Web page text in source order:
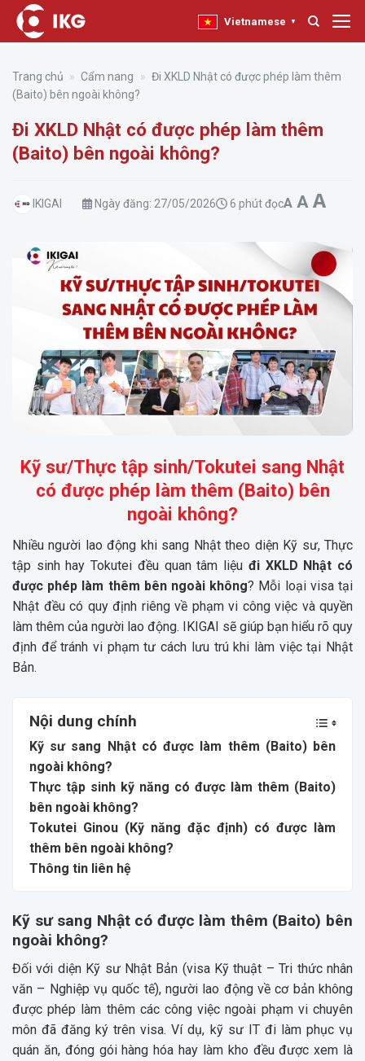
qua
dung
Vietnamese ▼
Trang chủ » Cẩm nang » Đi XKLD Nhật có được phép làm thêm
(Baito) bên ngoài không?
Đi XKLD Nhật có được phép làm thêm
(Baito) bên ngoài không?
IKIGAI Ngày đăng: 27/05/2026 6 phút đọcA Decrease
A Reset
A
Kỹ sư/Thực tập sinh/Tokutei sang Nhật
có được phép làm thêm (Baito) bên
ngoài không?
Nhiều người lao động khi sang Nhật theo diện Kỹ sư, Thực
tập sinh hay Tokutei đều quan tâm liệu đi XKLD Nhật có
được phép làm thêm bên ngoài không? Mỗi loại visa tại
Nhật đều có quy định riêng về phạm vi công việc và quyền
làm thêm của người lao động.
IKIGAI sẽ giúp bạn hiểu rõ quy
định để tránh vi phạm tư cách lưu trú khi làm việc tại Nhật
Bản.
Nội dung chính
Kỹ sư sang Nhật có được làm thêm (Baito) bên
ngoài không?
Thực tập sinh kỹ năng có được làm thêm (Baito)
bên ngoài không?
Tokutei Ginou (Kỹ năng đặc định) có được làm
thêm bên ngoài không?
Thông tin liên hệ
Kỹ sư sang Nhật có được làm thêm (Baito) bên
ngoài không?
Đối với diện Kỹ sư Nhật Bản (visa Kỹ thuật – Tri thức nhân
văn – Nghiệp vụ quốc tế), người lao động về cơ bản không
được phép làm thêm các công việc ngoài phạm vi chuyên
môn đã đăng ký trên visa. Ví dụ, kỹ sư IT đi làm phục vụ
quán ăn, đóng gói hàng hóa hay làm kho đều được xem là